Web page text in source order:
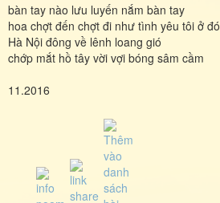
bàn tay nào lưu luyến nắm bàn tay
hoa chợt đến chợt đi như tình yêu tôi ở đó
Hà Nội đông về lênh loang gió
chớp mắt hồ tây vời vợi bóng sâm cầm
11.2016